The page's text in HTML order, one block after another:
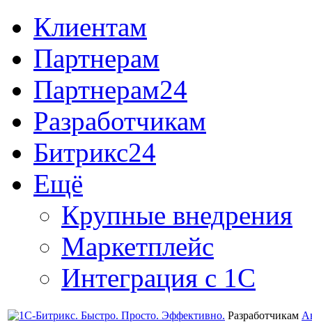
Клиентам
Партнерам
Партнерам24
Разработчикам
Битрикс24
Ещё
Крупные внедрения
Маркетплейс
Интеграция с 1С
Разработчикам